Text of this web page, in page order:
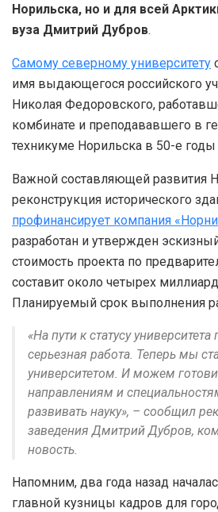
Норильска, но и для всей
вуза Дмитрий Дубров.
Самому северному университету
имя выдающегося российского
Николая Федоровского,
комбинате и преподававшего в
техникуме Норильска в 50-е
Важной составляющей развития
реконструкция исторического
профинансирует компания
разработан и утвержден
стоимость проекта по
составит около четырех
Планируемый срок выполнения
«На пути к статусу
серьезная работа. Теперь мы
университетом. И можем
направлениям и
развивать науку», – сообщил
заведения Дмитрий Дубров,
новость.
Напомним, два года назад
главной кузницы кадров для